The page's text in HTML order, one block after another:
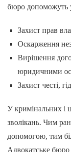
бюро допоможуть
Захист прав
Оскарження
Вирішення
юридичними
Захист честі,
У кримінальних і
зволікань. Чим
допомогою, тим
Адвокатське